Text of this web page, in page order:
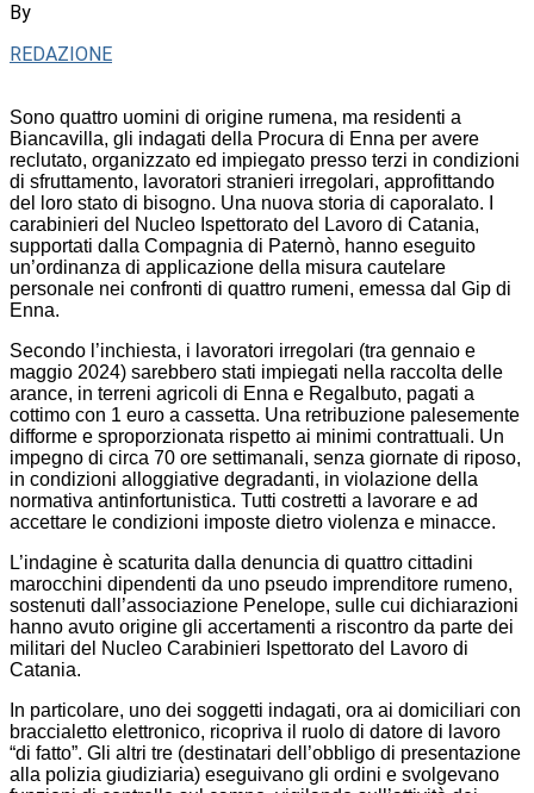
By
REDAZIONE
Sono quattro uomini di origine rumena, ma residenti a
Biancavilla, gli indagati della Procura di Enna per avere
reclutato, organizzato ed impiegato presso terzi in condizioni
di sfruttamento, lavoratori stranieri irregolari, approfittando
del loro stato di bisogno. Una nuova storia di caporalato. I
carabinieri del Nucleo Ispettorato del Lavoro di Catania,
supportati dalla Compagnia di Paternò, hanno eseguito
un’ordinanza di applicazione della misura cautelare
personale nei confronti di quattro rumeni, emessa dal Gip di
Enna.
Secondo l’inchiesta, i lavoratori irregolari (tra gennaio e
maggio 2024) sarebbero stati impiegati nella raccolta delle
arance, in terreni agricoli di Enna e Regalbuto, pagati a
cottimo con 1 euro a cassetta. Una retribuzione palesemente
difforme e sproporzionata rispetto ai minimi contrattuali. Un
impegno di circa 70 ore settimanali, senza giornate di riposo,
in condizioni alloggiative degradanti, in violazione della
normativa antinfortunistica. Tutti costretti a lavorare e ad
accettare le condizioni imposte dietro violenza e minacce.
L’indagine è scaturita dalla denuncia di quattro cittadini
marocchini dipendenti da uno pseudo imprenditore rumeno,
sostenuti dall’associazione Penelope, sulle cui dichiarazioni
hanno avuto origine gli accertamenti a riscontro da parte dei
militari del Nucleo Carabinieri Ispettorato del Lavoro di
Catania.
In particolare, uno dei soggetti indagati, ora ai domiciliari con
braccialetto elettronico, ricopriva il ruolo di datore di lavoro
“di fatto”. Gli altri tre (destinatari dell’obbligo di presentazione
alla polizia giudiziaria) eseguivano gli ordini e svolgevano